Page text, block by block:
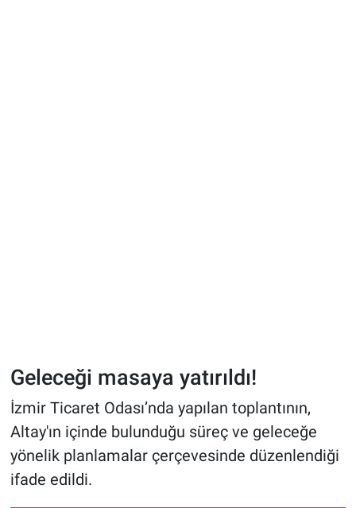
Geleceği masaya yatırıldı!
İzmir Ticaret Odası’nda yapılan toplantının,
Altay'ın içinde bulunduğu süreç ve geleceğe
yönelik planlamalar çerçevesinde düzenlendiği
ifade edildi.